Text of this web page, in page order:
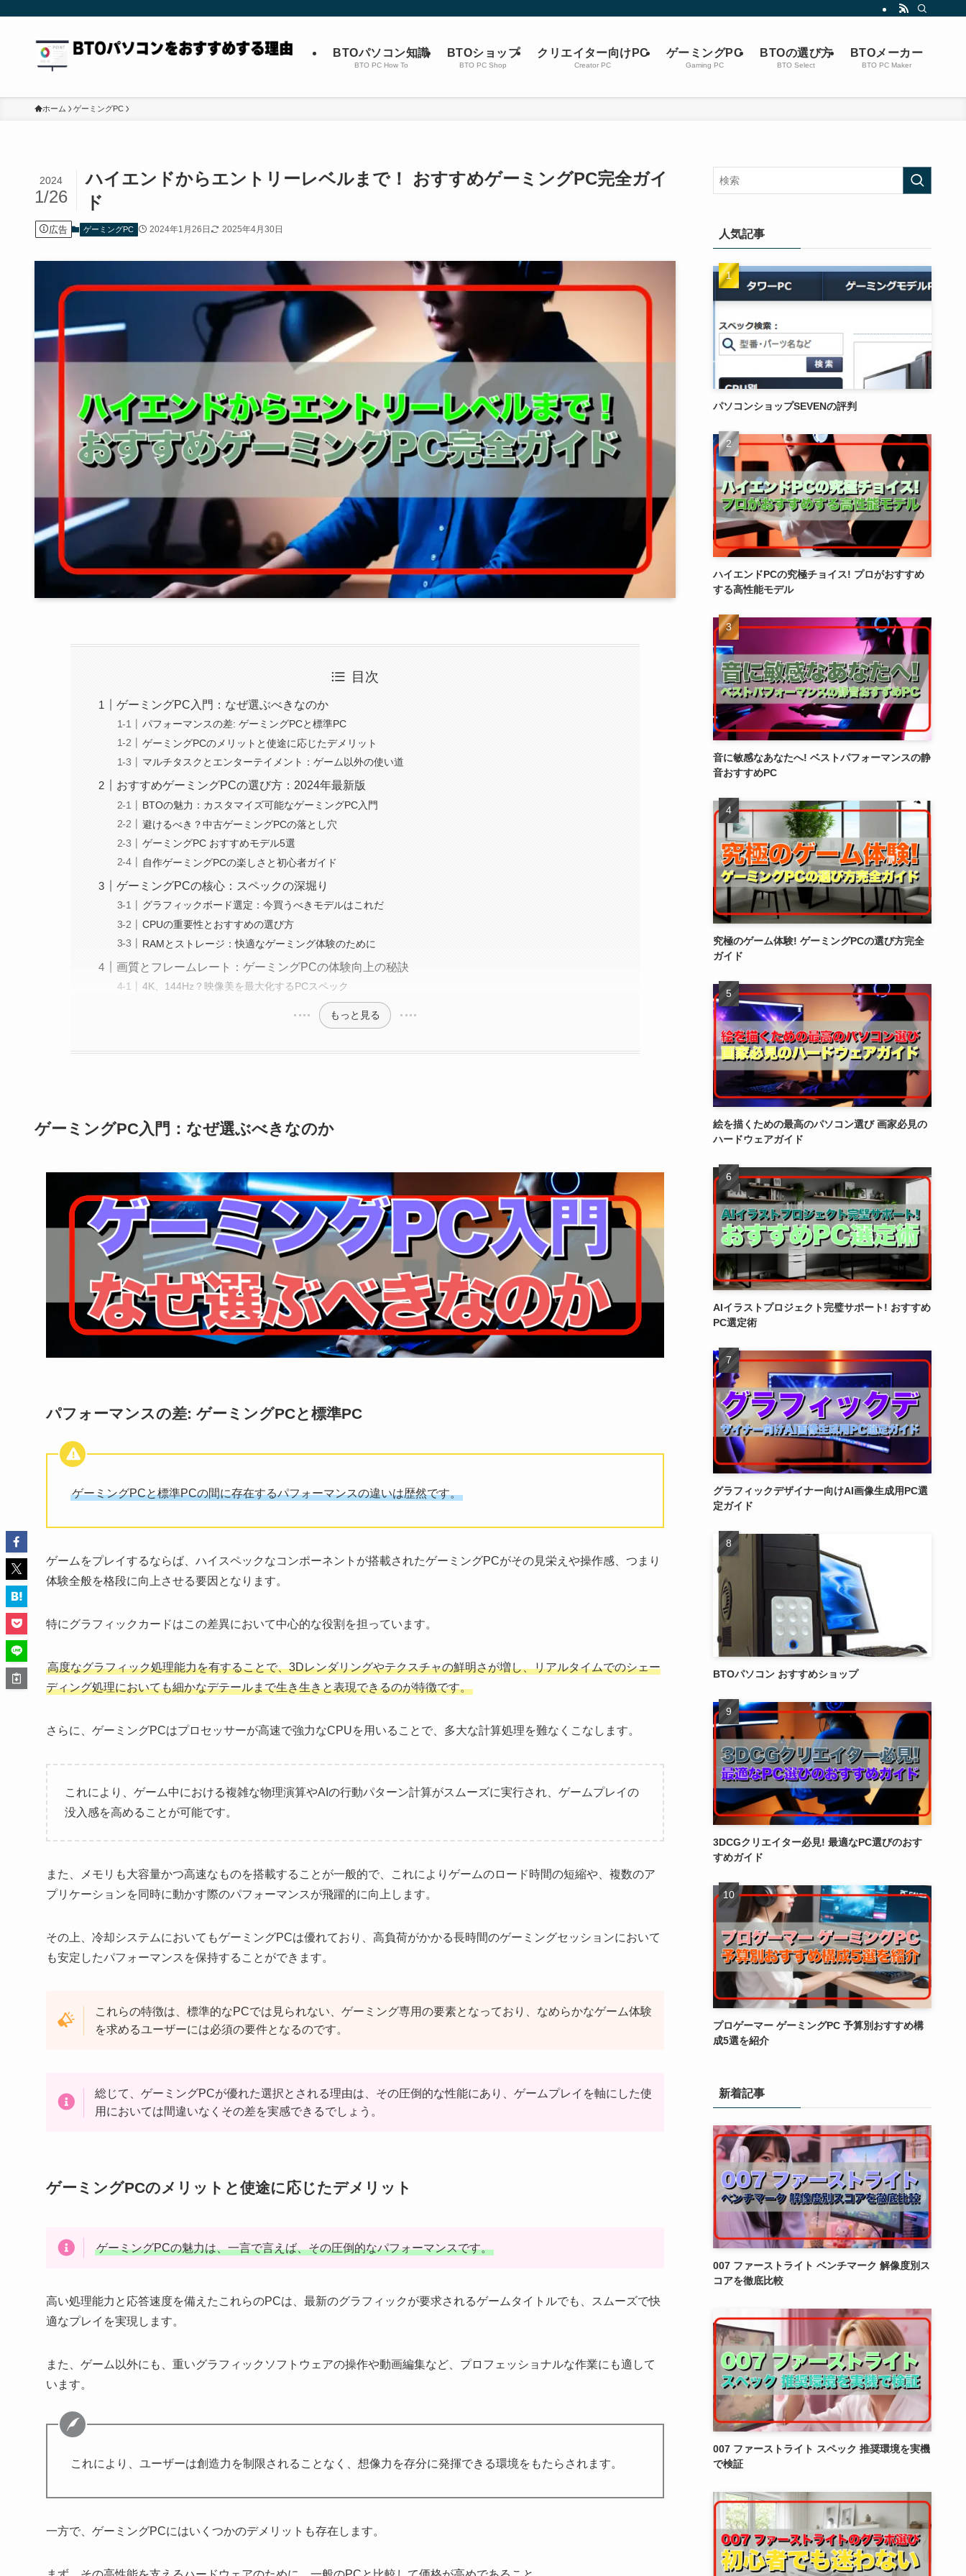
BTOパソコン知識
BTO PC How To
BTOショップ
BTO PC Shop
クリエイター向けPC
Creator PC
ゲーミングPC
Gaming PC
BTOの選び方
BTO Select
BTOメーカー
BTO PC Maker
ホーム ゲーミングPC
ハイエンドからエントリーレベルまで！ おすすめゲーミングPC完全ガイ
ド
2024
1/26
広告 ゲーミングPC 2024年1月26日 2025年4月30日
目次
ゲーミングPC入門：なぜ選ぶべきなのか
パフォーマンスの差: ゲーミングPCと標準PC
ゲーミングPCのメリットと使途に応じたデメリット
マルチタスクとエンターテイメント：ゲーム以外の使い道
おすすめゲーミングPCの選び方：2024年最新版
BTOの魅力：カスタマイズ可能なゲーミングPC入門
避けるべき？中古ゲーミングPCの落とし穴
ゲーミングPC おすすめモデル5選
自作ゲーミングPCの楽しさと初心者ガイド
ゲーミングPCの核心：スペックの深堀り
グラフィックボード選定：今買うべきモデルはこれだ
CPUの重要性とおすすめの選び方
RAMとストレージ：快適なゲーミング体験のために
画質とフレームレート：ゲーミングPCの体験向上の秘訣
4K、144Hz？映像美を最大化するPCスペック
もっと見る
ゲーミングPC入門：なぜ選ぶべきなのか
パフォーマンスの差: ゲーミングPCと標準PC
ゲーミングPCと標準PCの間に存在するパフォーマンスの違いは歴然です。
ゲームをプレイするならば、ハイスペックなコンポーネントが搭載されたゲーミングPCがその見栄えや操作感、つまり
体験全般を格段に向上させる要因となります。
特にグラフィックカードはこの差異において中心的な役割を担っています。
高度なグラフィック処理能力を有することで、3Dレンダリングやテクスチャの鮮明さが増し、リアルタイムでのシェー
ディング処理においても細かなデテールまで生き生きと表現できるのが特徴です。
さらに、ゲーミングPCはプロセッサーが高速で強力なCPUを用いることで、多大な計算処理を難なくこなします。
これにより、ゲーム中における複雑な物理演算やAIの行動パターン計算がスムーズに実行され、ゲームプレイの
没入感を高めることが可能です。
また、メモリも大容量かつ高速なものを搭載することが一般的で、これによりゲームのロード時間の短縮や、複数のア
プリケーションを同時に動かす際のパフォーマンスが飛躍的に向上します。
その上、冷却システムにおいてもゲーミングPCは優れており、高負荷がかかる長時間のゲーミングセッションにおいて
も安定したパフォーマンスを保持することができます。
これらの特徴は、標準的なPCでは見られない、ゲーミング専用の要素となっており、なめらかなゲーム体験
を求めるユーザーには必須の要件となるのです。
総じて、ゲーミングPCが優れた選択とされる理由は、その圧倒的な性能にあり、ゲームプレイを軸にした使
用においては間違いなくその差を実感できるでしょう。
ゲーミングPCのメリットと使途に応じたデメリット
ゲーミングPCの魅力は、一言で言えば、その圧倒的なパフォーマンスです。
高い処理能力と応答速度を備えたこれらのPCは、最新のグラフィックが要求されるゲームタイトルでも、スムーズで快
適なプレイを実現します。
また、ゲーム以外にも、重いグラフィックソフトウェアの操作や動画編集など、プロフェッショナルな作業にも適して
います。
これにより、ユーザーは創造力を制限されることなく、想像力を存分に発揮できる環境をもたらされます。
一方で、ゲーミングPCにはいくつかのデメリットも存在します。
人気記事
パソコンショップSEVENの評判
ハイエンドPCの究極チョイス! プロがおすすめ
する高性能モデル
音に敏感なあなたへ! ベストパフォーマンスの静
音おすすめPC
究極のゲーム体験! ゲーミングPCの選び方完全
ガイド
絵を描くための最高のパソコン選び 画家必見の
ハードウェアガイド
AIイラストプロジェクト完璧サポート! おすすめ
PC選定術
グラフィックデザイナー向けAI画像生成用PC選
定ガイド
BTOパソコン おすすめショップ
3DCGクリエイター必見! 最適なPC選びのおす
すめガイド
プロゲーマー ゲーミングPC 予算別おすすめ構
成5選を紹介
新着記事
007 ファーストライト ベンチマーク 解像度別ス
コアを徹底比較
007 ファーストライト スペック 推奨環境を実機
で検証